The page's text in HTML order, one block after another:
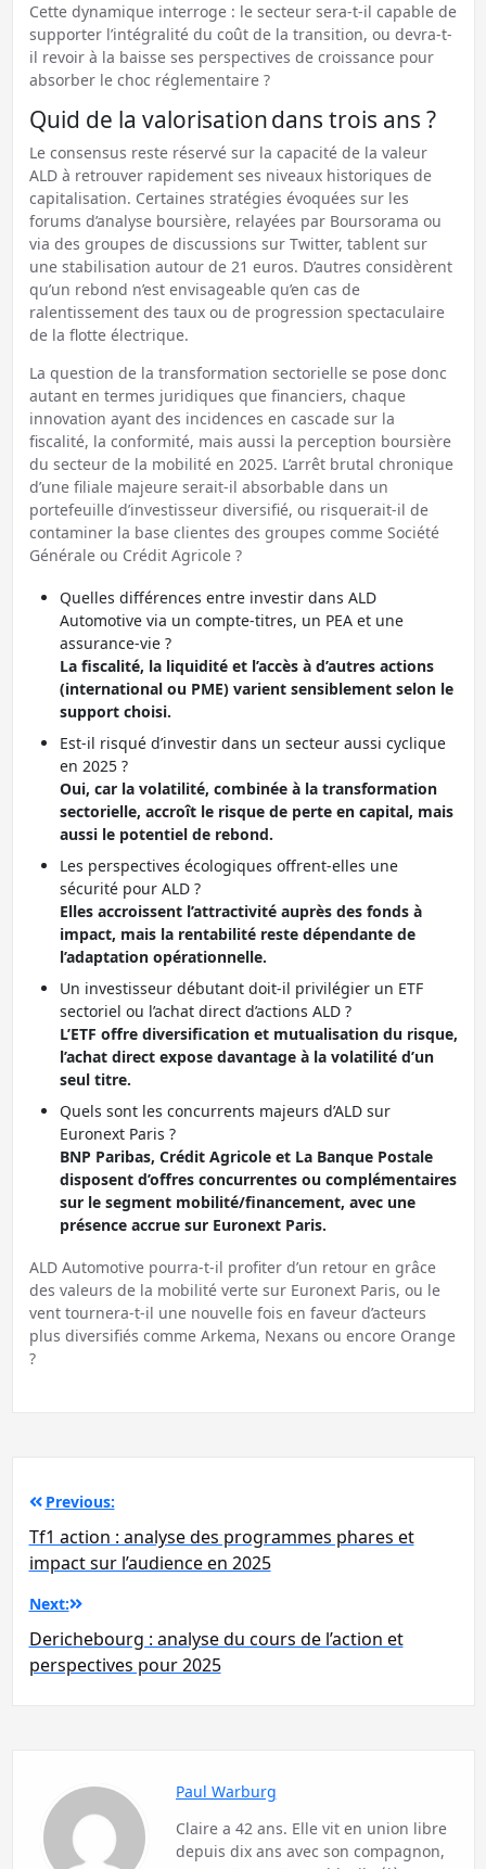
Cette dynamique interroge : le secteur sera-t-il capable de
supporter l’intégralité du coût de la transition, ou devra-t-
il revoir à la baisse ses perspectives de croissance pour
absorber le choc réglementaire ?
Quid de la valorisation dans trois ans ?
Le consensus reste réservé sur la capacité de la valeur
ALD à retrouver rapidement ses niveaux historiques de
capitalisation. Certaines stratégies évoquées sur les
forums d’analyse boursière, relayées par Boursorama ou
via des groupes de discussions sur Twitter, tablent sur
une stabilisation autour de 21 euros. D’autres considèrent
qu’un rebond n’est envisageable qu’en cas de
ralentissement des taux ou de progression spectaculaire
de la flotte électrique.
La question de la transformation sectorielle se pose donc
autant en termes juridiques que financiers, chaque
innovation ayant des incidences en cascade sur la
fiscalité, la conformité, mais aussi la perception boursière
du secteur de la mobilité en 2025. L’arrêt brutal chronique
d’une filiale majeure serait-il absorbable dans un
portefeuille d’investisseur diversifié, ou risquerait-il de
contaminer la base clientes des groupes comme Société
Générale ou Crédit Agricole ?
Quelles différences entre investir dans ALD
Automotive via un compte-titres, un PEA et une
assurance-vie ?
La fiscalité, la liquidité et l’accès à d’autres actions
(international ou PME) varient sensiblement selon le
support choisi.
Est-il risqué d’investir dans un secteur aussi cyclique
en 2025 ?
Oui, car la volatilité, combinée à la transformation
sectorielle, accroît le risque de perte en capital, mais
aussi le potentiel de rebond.
Les perspectives écologiques offrent-elles une
sécurité pour ALD ?
Elles accroissent l’attractivité auprès des fonds à
impact, mais la rentabilité reste dépendante de
l’adaptation opérationnelle.
Un investisseur débutant doit-il privilégier un ETF
sectoriel ou l’achat direct d’actions ALD ?
L’ETF offre diversification et mutualisation du risque,
l’achat direct expose davantage à la volatilité d’un
seul titre.
Quels sont les concurrents majeurs d’ALD sur
Euronext Paris ?
BNP Paribas, Crédit Agricole et La Banque Postale
disposent d’offres concurrentes ou complémentaires
sur le segment mobilité/financement, avec une
présence accrue sur Euronext Paris.
ALD Automotive pourra-t-il profiter d’un retour en grâce
des valeurs de la mobilité verte sur Euronext Paris, ou le
vent tournera-t-il une nouvelle fois en faveur d’acteurs
plus diversifiés comme Arkema, Nexans ou encore Orange
?
Navigation
de
l’article
Previous:
Tf1 action : analyse des programmes phares et
impact sur l’audience en 2025
Next:
Derichebourg : analyse du cours de l’action et
perspectives pour 2025
Paul Warburg
Claire a 42 ans. Elle vit en union libre
depuis dix ans avec son compagnon,